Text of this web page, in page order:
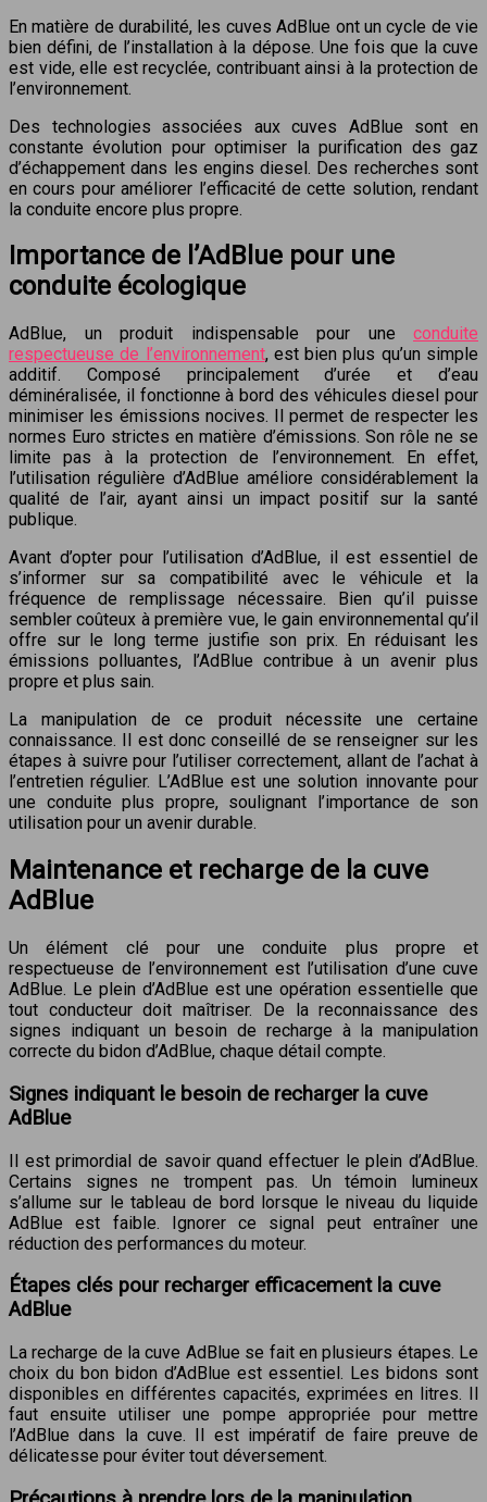
En matière de durabilité, les cuves AdBlue ont un cycle de vie
bien défini, de l’installation à la dépose. Une fois que la cuve
est vide, elle est recyclée, contribuant ainsi à la protection de
l’environnement.
Des technologies associées aux cuves AdBlue sont en
constante évolution pour optimiser la purification des gaz
d’échappement dans les engins diesel. Des recherches sont
en cours pour améliorer l’efficacité de cette solution, rendant
la conduite encore plus propre.
Importance de l’AdBlue pour une
conduite écologique
AdBlue, un produit indispensable pour une conduite
respectueuse de l’environnement, est bien plus qu’un simple
additif. Composé principalement d’urée et d’eau
déminéralisée, il fonctionne à bord des véhicules diesel pour
minimiser les émissions nocives. Il permet de respecter les
normes Euro strictes en matière d’émissions. Son rôle ne se
limite pas à la protection de l’environnement. En effet,
l’utilisation régulière d’AdBlue améliore considérablement la
qualité de l’air, ayant ainsi un impact positif sur la santé
publique.
Avant d’opter pour l’utilisation d’AdBlue, il est essentiel de
s’informer sur sa compatibilité avec le véhicule et la
fréquence de remplissage nécessaire. Bien qu’il puisse
sembler coûteux à première vue, le gain environnemental qu’il
offre sur le long terme justifie son prix. En réduisant les
émissions polluantes, l’AdBlue contribue à un avenir plus
propre et plus sain.
La manipulation de ce produit nécessite une certaine
connaissance. Il est donc conseillé de se renseigner sur les
étapes à suivre pour l’utiliser correctement, allant de l’achat à
l’entretien régulier. L’AdBlue est une solution innovante pour
une conduite plus propre, soulignant l’importance de son
utilisation pour un avenir durable.
Maintenance et recharge de la cuve
AdBlue
Un élément clé pour une conduite plus propre et
respectueuse de l’environnement est l’utilisation d’une cuve
AdBlue. Le plein d’AdBlue est une opération essentielle que
tout conducteur doit maîtriser. De la reconnaissance des
signes indiquant un besoin de recharge à la manipulation
correcte du bidon d’AdBlue, chaque détail compte.
Signes indiquant le besoin de recharger la cuve
AdBlue
Il est primordial de savoir quand effectuer le plein d’AdBlue.
Certains signes ne trompent pas. Un témoin lumineux
s’allume sur le tableau de bord lorsque le niveau du liquide
AdBlue est faible. Ignorer ce signal peut entraîner une
réduction des performances du moteur.
Étapes clés pour recharger efficacement la cuve
AdBlue
La recharge de la cuve AdBlue se fait en plusieurs étapes. Le
choix du bon bidon d’AdBlue est essentiel. Les bidons sont
disponibles en différentes capacités, exprimées en litres. Il
faut ensuite utiliser une pompe appropriée pour mettre
l’AdBlue dans la cuve. Il est impératif de faire preuve de
délicatesse pour éviter tout déversement.